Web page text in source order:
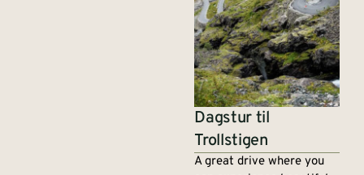
Dagstur til
Trollstigen
A great drive where you